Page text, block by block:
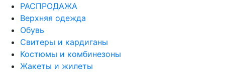
РАСПРОДАЖА
Верхняя одежда
Обувь
Свитеры и кардиганы
Костюмы и комбинезоны
Жакеты и жилеты